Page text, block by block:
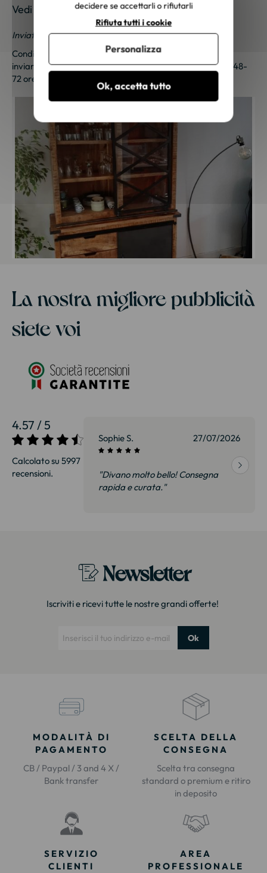
Vedi le foto dei nostri clienti
Inviateci le vostre foto; una piccola sorpresa vi aspetta!
Condividi le tue foto e ricevi una sorpresa!
inviarci le tue foto. Un piccolo regalo ti sarà inviato entro 48-
72 ore lavorative. Grazie per la tua fedeltà!
La nostra migliore pubblicità
siete voi
4.57 / 5
Calcolato su 5997
recensioni.
27/07/2026 Sophie S. 27/07/2026
"Divano molto bello! Consegna
rapida e curata."
Newsletter
Iscriviti e ricevi tutte le nostre grandi offerte!
Ok
MODALITÀ DI
PAGAMENTO
CB / Paypal / 3 and 4 X /
Bank transfer
SCELTA DELLA
CONSEGNA
Scelta tra consegna
standard o premium e ritiro
in deposito
SERVIZIO
CLIENTI
AREA
PROFESSIONALE
decidere se accettarli o rifiutarli
Ok, accetta tutto
Rifiuta tutti i cookie
Personalizza